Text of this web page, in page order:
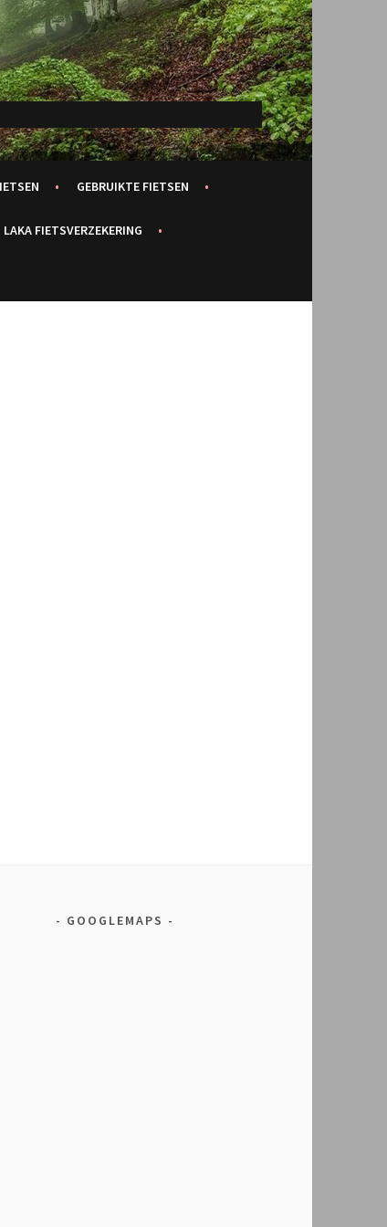
GEBRUIKTE FIETSEN
LAKA FIETSVERZEKERING
GOOGLEMAPS